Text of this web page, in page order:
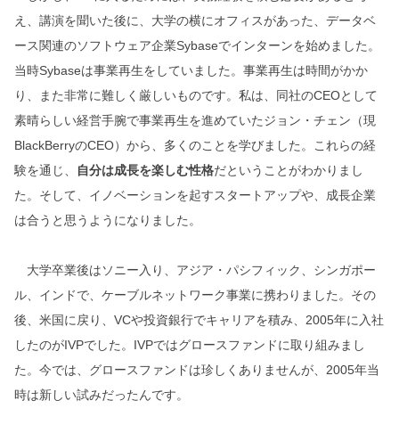
え、講演を聞いた後に、大学の横にオフィスがあった、データベ
ース関連のソフトウェア企業Sybaseでインターンを始めました。
当時Sybaseは事業再生をしていました。事業再生は時間がかか
り、また非常に難しく厳しいものです。私は、同社のCEOとして
素晴らしい経営手腕で事業再生を進めていたジョン・チェン（現
BlackBerryのCEO）から、多くのことを学びました。これらの経
験を通じ、
自分は成長を楽しむ性格だということがわかりまし
た。そして、イノベーションを起すスタートアップや、成長企業
は合うと思うようになりました。
大学卒業後はソニー入り、アジア・パシフィック、シンガポー
ル、インドで、ケーブルネットワーク事業に携わりました。その
後、米国に戻り、VCや投資銀行でキャリアを積み、2005年に入社
したのがIVPでした。IVPではグロースファンドに取り組みまし
た。今では、グロースファンドは珍しくありませんが、2005年当
時は新しい試みだったんです。